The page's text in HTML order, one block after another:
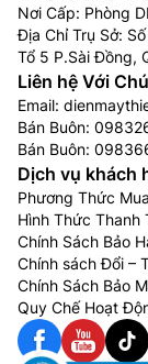
Nơi Cấp: Phòng
Địa Chỉ Trụ Sở:
Tổ 5 P.Sài Đồng,
Liên hệ Với
Email:
Bán Buôn:
Bán Buôn:
Dịch vụ khách
Phương Thức
Hình Thức Thanh
Chính Sách Bảo
Chính sách Đổi –
Chính Sách Bảo
Quy Chế Hoạt